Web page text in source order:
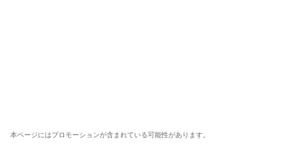
本ページにはプロモーションが含まれている可能性があります。